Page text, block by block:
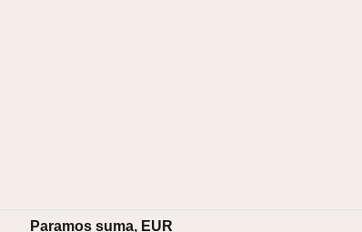
Paramos suma, EUR